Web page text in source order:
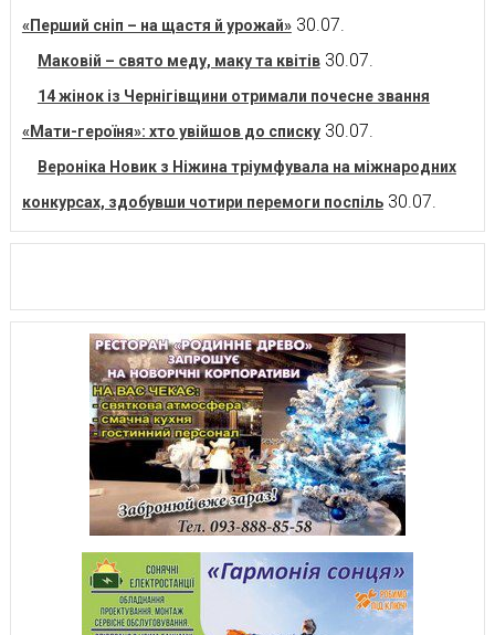
«Перший сніп – на щастя й урожай» 30.07.
Маковій – свято меду, маку та квітів 30.07.
14 жінок із Чернігівщини отримали почесне звання
«Мати-героїня»: хто увійшов до списку 30.07.
Вероніка Новик з Ніжина тріумфувала на міжнародних
конкурсах, здобувши чотири перемоги поспіль 30.07.